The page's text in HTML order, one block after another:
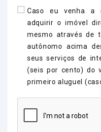
Caso eu venha a
adquirir o imóvel
mesmo através de
autônomo acima
seus serviços de
(seis por cento) do
primeiro aluguel